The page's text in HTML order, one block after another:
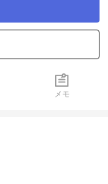
メモ